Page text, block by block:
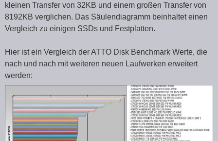
kleinen Transfer von 32KB und einem großen Transfer von
8192KB verglichen. Das Säulendiagramm beinhaltet einen
Vergleich zu einigen SSDs und Festplatten.
Hier ist ein Vergleich der ATTO Disk Benchmark Werte, die
nach und nach mit weiteren neuen Laufwerken erweitert
werden: